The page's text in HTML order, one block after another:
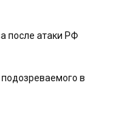
после атаки РФ
в